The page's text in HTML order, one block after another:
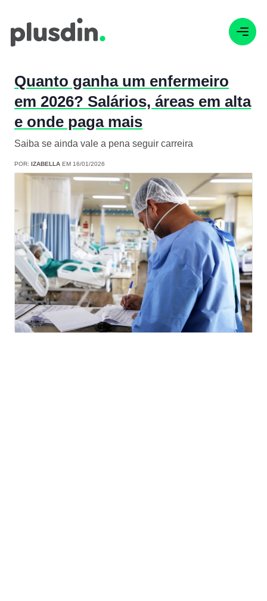
Quanto ganha um enfermeiro
em 2026? Salários, áreas em alta
e onde paga mais
Saiba se ainda vale a pena seguir carreira
POR: IZABELLA EM 16/01/2026